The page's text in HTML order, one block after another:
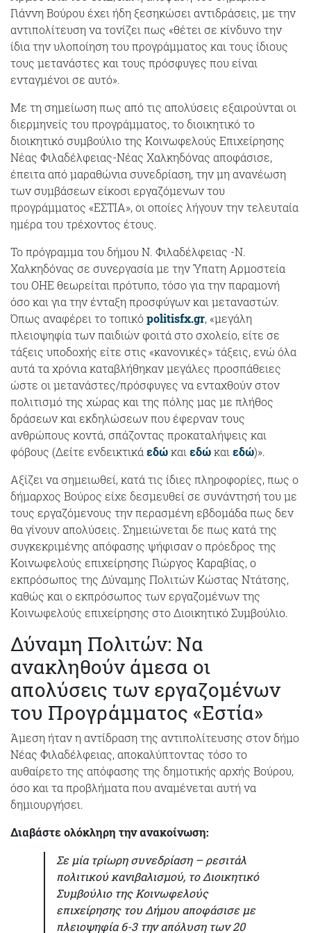
Γιάννη Βούρου έχει ήδη ξεσηκώσει αντιδράσεις, με την
αντιπολίτευση να τονίζει πως «θέτει σε κίνδυνο την
ίδια την υλοποίηση του προγράμματος και τους ίδιους
τους μετανάστες και τους πρόσφυγες που είναι
ενταγμένοι σε αυτό».
Με τη σημείωση πως από τις απολύσεις εξαιρούνται οι
διερμηνείς του προγράμματος, το διοικητικό το
διοικητικό συμβούλιο της Κοινωφελούς Επιχείρησης
Νέας Φιλαδέλφειας-Νέας Χαλκηδόνας αποφάσισε,
έπειτα από μαραθώνια συνεδρίαση, την μη ανανέωση
των συμβάσεων είκοσι εργαζόμενων του
προγράμματος «ΕΣΤΙΑ», οι οποίες λήγουν την τελευταία
ημέρα του τρέχοντος έτους.
Το πρόγραμμα του δήμου Ν. Φιλαδέλφειας -Ν.
Χαλκηδόνας σε συνεργασία με την Ύπατη Αρμοστεία
του ΟΗΕ θεωρείται πρότυπο, τόσο για την παραμονή
όσο και για την ένταξη προσφύγων και μεταναστών.
Όπως αναφέρει το τοπικόpolitisfx.gr, «μεγάλη
πλειοψηφία των παιδιών φοιτά στο σχολείο, είτε σε
τάξεις υποδοχής είτε στις «κανονικές» τάξεις, ενώ όλα
αυτά τα χρόνια καταβλήθηκαν μεγάλες προσπάθειες
ώστε οι μετανάστες/πρόσφυγες να ενταχθούν στον
πολιτισμό της χώρας και της πόλης μας με πλήθος
δράσεων και εκδηλώσεων που έφερναν τους
ανθρώπους κοντά, σπάζοντας προκαταλήψεις και
φόβους (Δείτε ενδεικτικά εδώκαι εδώκαι εδώ)».
Αξίζει να σημειωθεί, κατά τις ίδιες πληροφορίες, πως ο
δήμαρχος Βούρος είχε δεσμευθεί σε συνάντησή του με
τους εργαζόμενους την περασμένη εβδομάδα πως δεν
θα γίνουν απολύσεις. Σημειώνεται δε πως κατά της
συγκεκριμένης απόφασης ψήφισαν ο πρόεδρος της
Κοινωφελούς επιχείρησης Γιώργος Καραβίας, ο
εκπρόσωπος της Δύναμης Πολιτών Κώστας Ντάτσης,
καθώς και ο εκπρόσωπος των εργαζομένων της
Κοινωφελούς επιχείρησης στο Διοικητικό Συμβούλιο.
Δύναμη Πολιτών: Να
ανακληθούν άμεσα οι
απολύσεις των εργαζομένων
του Προγράμματος «Εστία»
Άμεση ήταν η αντίδραση της αντιπολίτευσης στον δήμο
Νέας Φιλαδέλφειας, αποκαλύπτοντας τόσο το
αυθαίρετο της απόφασης της δημοτικής αρχής Βούρου,
όσο και τα προβλήματα που αναμένεται αυτή να
δημιουργήσει.
Διαβάστε ολόκληρη την ανακοίνωση:
Σε μία τρίωρη συνεδρίαση – ρεσιτάλ
πολιτικού κανιβαλισμού, το Διοικητικό
Συμβούλιο της Κοινωφελούς
επιχείρησης του Δήμου αποφάσισε με
πλειοψηφία 6-3 την απόλυση των 20